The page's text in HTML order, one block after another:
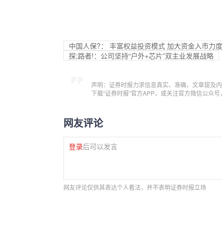
中国人保?： 丰富权益投资模式 加大资金入市力度
探;路者!：公司坚持“户外+芯片”双主业发展战略
声明：证券时报力求信息真实、准确，文章提及
下载“证券时报”官方APP，或关注官方微信公众
网友评论
登录后可以发言
网友评论仅供其表达个人看法，并不表明证券时报立场